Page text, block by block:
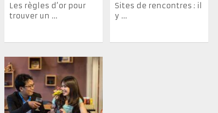
Les règles d’or pour
trouver un ...
Sites de rencontres : il
y ...